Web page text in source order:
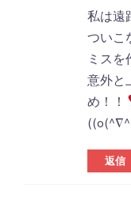
私は遠
ついこ
ミス
意外と
め！！
返信